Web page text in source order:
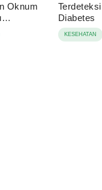
Oknum
Diabetes
KESEHATAN